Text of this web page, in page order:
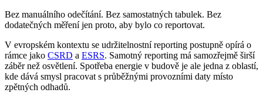
Bez manuálního odečítání. Bez samostatných tabulek. Bez
dodatečných měření jen proto, aby bylo co reportovat.
V evropském kontextu se udržitelnostní reporting postupně opírá o
rámce jako CSRD a ESRS. Samotný reporting má samozřejmě širší
záběr než osvětlení. Spotřeba energie v budově je ale jedna z oblastí,
kde dává smysl pracovat s průběžnými provozními daty místo
zpětných odhadů.